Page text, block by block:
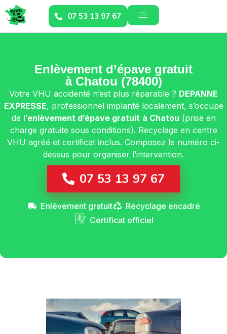
07 53 13 97 67
Enlèvement d’épave gratuit
à Chatou (78400)
Votre VHU accidenté n’est plus réparable ? DEPANNE
EXPRESSE, professionnel implanté localement, s’occupe
de l’enlèvement d’épave gratuit à Chatou (prise en
charge gratuite sous conditions). Recyclage en centre
VHU agréé et certificat inclus. Composez le numéro ci-
dessus pour organiser l’intervention.
07 53 13 97 67
Enlèvement gratuit
Recyclage encadré
Certificat officiel